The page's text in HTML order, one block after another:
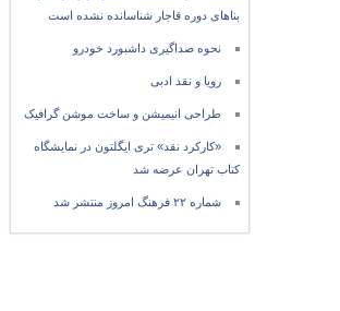
بناهای دوره قاجار شناسانده نشده است
نحوه صداگیری داشبورد خودرو
رویا و نقد ادبی
طراحی انیمیشن و ساخت موشن گرافیک
«کارکرد نقد» تری ایگلتون در نمایشگاه
کتاب تهران عرضه شد
شماره ۲۲ فرهنگ امروز منتشر شد